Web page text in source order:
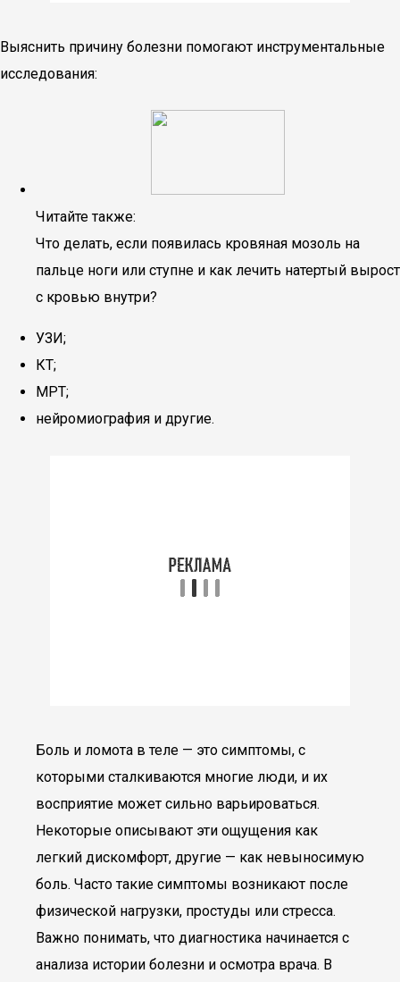
Выяснить причину болезни помогают инструментальные
исследования:
Читайте также:
Что делать, если появилась кровяная мозоль на
пальце ноги или ступне и как лечить натертый вырост
с кровью внутри?
УЗИ;
КТ;
МРТ;
нейромиография и другие.
Боль и ломота в теле — это симптомы, с
которыми сталкиваются многие люди, и их
восприятие может сильно варьироваться.
Некоторые описывают эти ощущения как
легкий дискомфорт, другие — как невыносимую
боль. Часто такие симптомы возникают после
физической нагрузки, простуды или стресса.
Важно понимать, что диагностика начинается с
анализа истории болезни и осмотра врача. В